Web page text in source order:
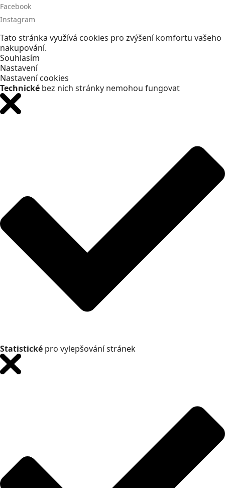
Facebook
Instagram
Tato stránka využívá cookies pro zvýšení komfortu vašeho
nakupování.
Souhlasím
Nastavení
Nastavení cookies
Technické bez nich stránky nemohou fungovat
Statistické pro vylepšování stránek